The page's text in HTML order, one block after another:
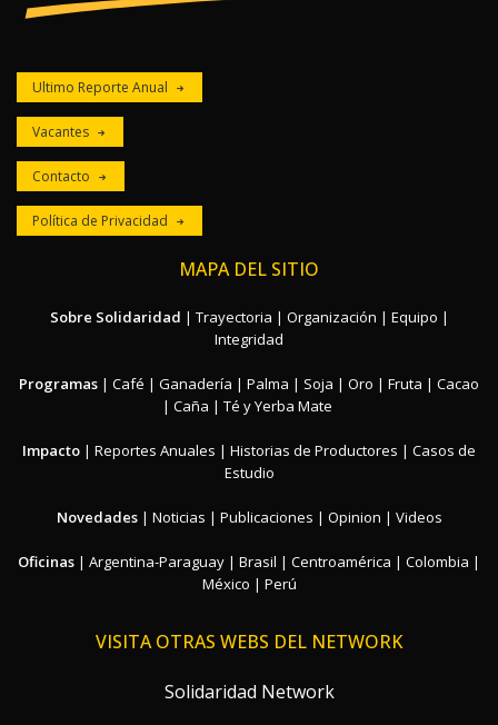
Ultimo Reporte Anual
Vacantes
Contacto
Política de Privacidad
MAPA DEL SITIO
Sobre Solidaridad | Trayectoria | Organización | Equipo |
Integridad
Programas | Café | Ganadería | Palma | Soja | Oro | Fruta | Cacao
| Caña | Té y Yerba Mate
Impacto | Reportes Anuales | Historias de Productores | Casos de
Estudio
Novedades| Noticias | Publicaciones | Opinion | Videos
Oficinas | Argentina-Paraguay | Brasil | Centroamérica | Colombia |
México | Perú
VISITA OTRAS WEBS DEL NETWORK
Solidaridad Network